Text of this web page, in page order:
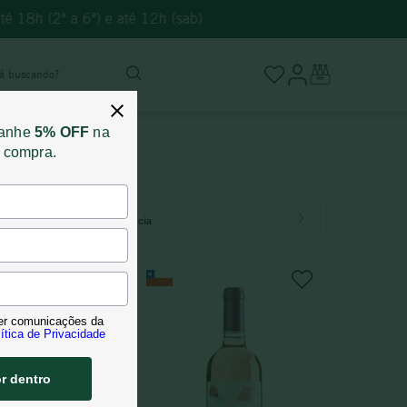
18h (2ª a 6ª) e até 12h (sab)
Relevância
5% OFF na
comunicações da
de Privacidade
dentro